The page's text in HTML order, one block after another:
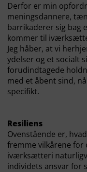
Derfor er min
meningsdannere,
barrikaderer sig bag
kommer til
Jeg håber, at vi
ydelser og et socialt
forudindtagede
med et åbent sind,
specifikt.
Resiliens
Ovenstående er,
fremme vilkårene for
iværksætteri
individets ansvar for